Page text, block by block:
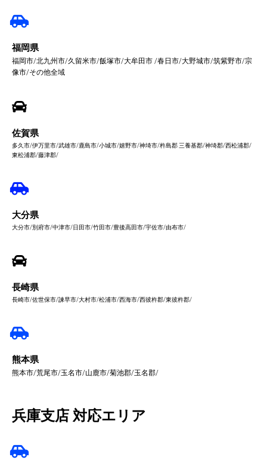
福岡県
福岡市/北九州市/久留米市/飯塚市/大牟田市 /春日市/大野城市/筑紫野市/宗
像市/その他全域
佐賀県
多久市/伊万里市/武雄市/鹿島市/小城市/嬉野市/神埼市/杵島郡 三養基郡/神埼郡/西松浦郡/
東松浦郡/藤津郡/
大分県
大分市/別府市/中津市/日田市/竹田市/豊後高田市/宇佐市/由布市/
長崎県
長崎市/佐世保市/諫早市/大村市/松浦市/西海市/西彼杵郡/東彼杵郡/
熊本県
熊本市/荒尾市/玉名市/山鹿市/菊池郡/玉名郡/
兵庫支店 対応エリア